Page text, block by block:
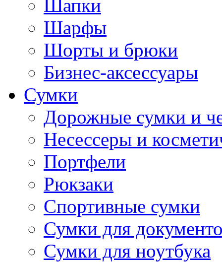
Шапки
Шарфы
Шорты и брюки
Бизнес-аксессуары
Сумки
Дорожные сумки и
Несессеры и
Портфели
Рюкзаки
Спортивные сумки
Сумки для
Сумки для ноутбука